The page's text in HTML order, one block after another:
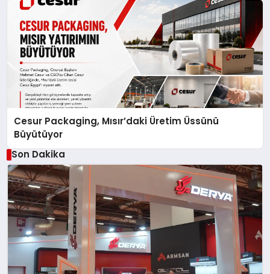
Cesur Packaging, Mısır’daki Üretim Üssünü
Büyütüyor
Son Dakika